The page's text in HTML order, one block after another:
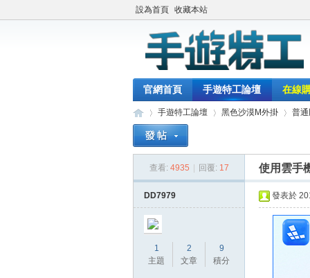
設為首頁 收藏本站
官網首頁 手遊特工論壇 在線
手遊特工論壇
›
黑色沙漠M外掛
›
普
查看: 4935 回覆: 17 使用雲手
DD7979
1
主題
2
文章
9
積分
發表於